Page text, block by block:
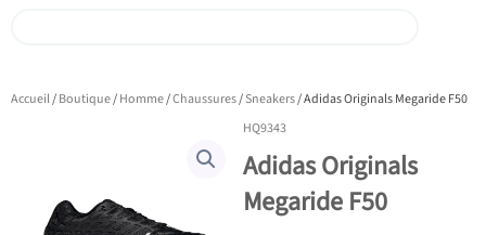
Accueil/Boutique/Homme/Chaussures/Sneakers/ Adidas Originals Megaride F50
HQ9343
Adidas Originals
Megaride F50